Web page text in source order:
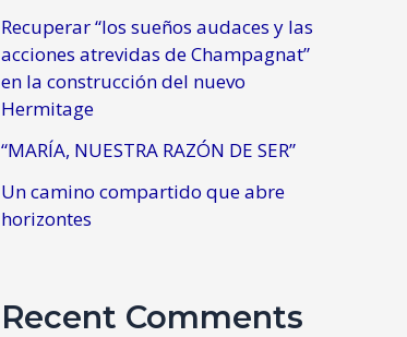
Recuperar “los sueños audaces y las
acciones atrevidas de Champagnat”
en la construcción del nuevo
Hermitage
“MARÍA, NUESTRA RAZÓN DE SER”
Un camino compartido que abre
horizontes
Recent Comments